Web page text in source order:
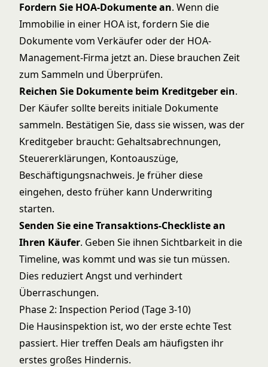
Fordern Sie HOA-Dokumente an. Wenn die
Immobilie in einer HOA ist, fordern Sie die
Dokumente vom Verkäufer oder der HOA-
Management-Firma jetzt an. Diese brauchen Zeit
zum Sammeln und Überprüfen.
Reichen Sie Dokumente beim Kreditgeber ein.
Der Käufer sollte bereits initiale Dokumente
sammeln. Bestätigen Sie, dass sie wissen, was der
Kreditgeber braucht: Gehaltsabrechnungen,
Steuererklärungen, Kontoauszüge,
Beschäftigungsnachweis. Je früher diese
eingehen, desto früher kann Underwriting
starten.
Senden Sie eine Transaktions-Checkliste an
Ihren Käufer. Geben Sie ihnen Sichtbarkeit in die
Timeline, was kommt und was sie tun müssen.
Dies reduziert Angst und verhindert
Überraschungen.
Phase 2: Inspection Period (Tage 3-10)
Die Hausinspektion ist, wo der erste echte Test
passiert. Hier treffen Deals am häufigsten ihr
erstes großes Hindernis.